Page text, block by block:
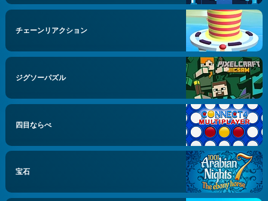
チェーンリアクション
ジグソーパズル
四目ならべ
宝石